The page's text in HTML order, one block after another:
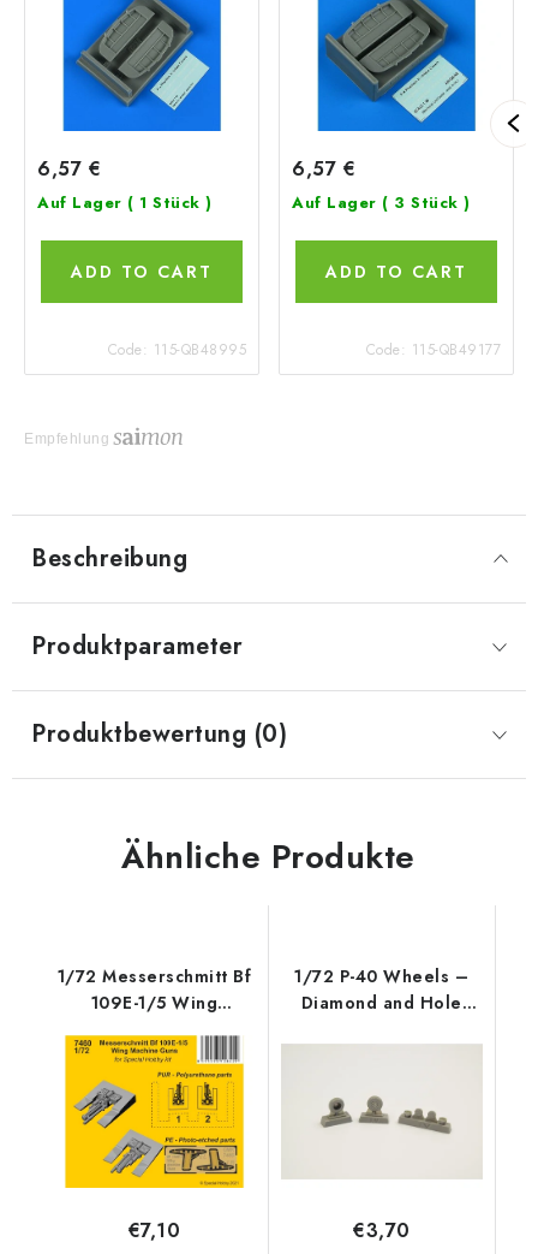
6,57 €
Auf Lager ( 1 Stück )
ADD TO CART
Code: 115-QB48995
6,57 €
Auf Lager ( 3 Stück )
ADD TO CART
Code: 115-QB49177
Empfehlung
Beschreibung
Produktparameter
Produktbewertung (0)
Ähnliche Produkte
1/72 Messerschmitt Bf
109E-1/5 Wing
Machine Guns - CMK
€7,10
1/72 P-40 Wheels –
Diamond and Hole
€3,70